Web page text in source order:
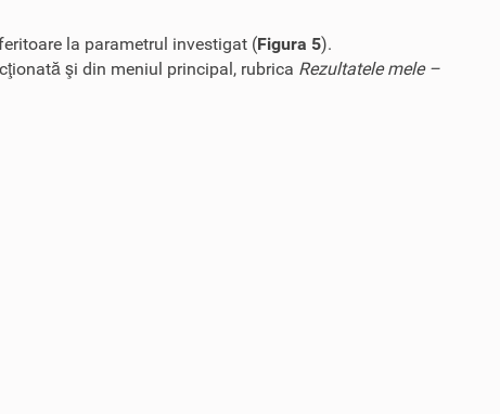
la parametrul investigat (Figura 5).
şi din meniul principal, rubrica Rezultatele mele –